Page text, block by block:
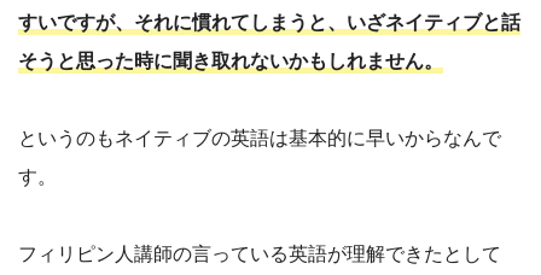
すいですが、それに慣れてしまうと、いざネイティブと話
そうと思った時に聞き取れないかもしれません。
というのもネイティブの英語は基本的に早いからなんで
す。
フィリピン人講師の言っている英語が理解できたとして